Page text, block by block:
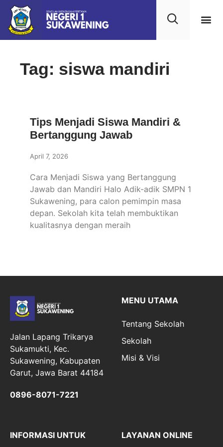
Tag: siswa mandiri
Tips Menjadi Siswa Mandiri &
Bertanggung Jawab
April 7, 2026
Cara Menjadi Siswa yang Bertanggung
Jawab dan Mandiri Halo Adik-adik SMPN 1
Sukawening, para calon pemimpin masa
depan. Sekolah kita telah membuktikan
kualitasnya dengan meraih
Jalan Lapang Trikarya
Sukamukti, Kec.
Sukawening, Kabupaten
Garut, Jawa Barat 44184
0896-8071-7221
MENU UTAMA
Tentang Sekolah
Sekolah
Misi & Visi
INFORMASI UNTUK LAYANAN ONLINE